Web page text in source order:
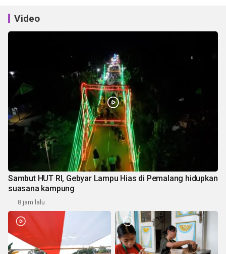
Video
Sambut HUT RI, Gebyar Lampu Hias di Pemalang hidupkan
suasana kampung
8 jam lalu